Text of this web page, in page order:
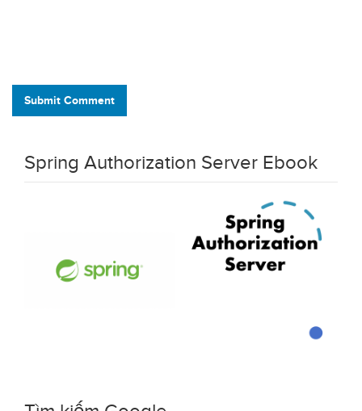
Submit Comment
Spring Authorization Server Ebook